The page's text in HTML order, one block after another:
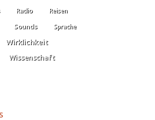
Radio Reisen
Sounds Sprache
Wirklichkeit
Wissenschaft